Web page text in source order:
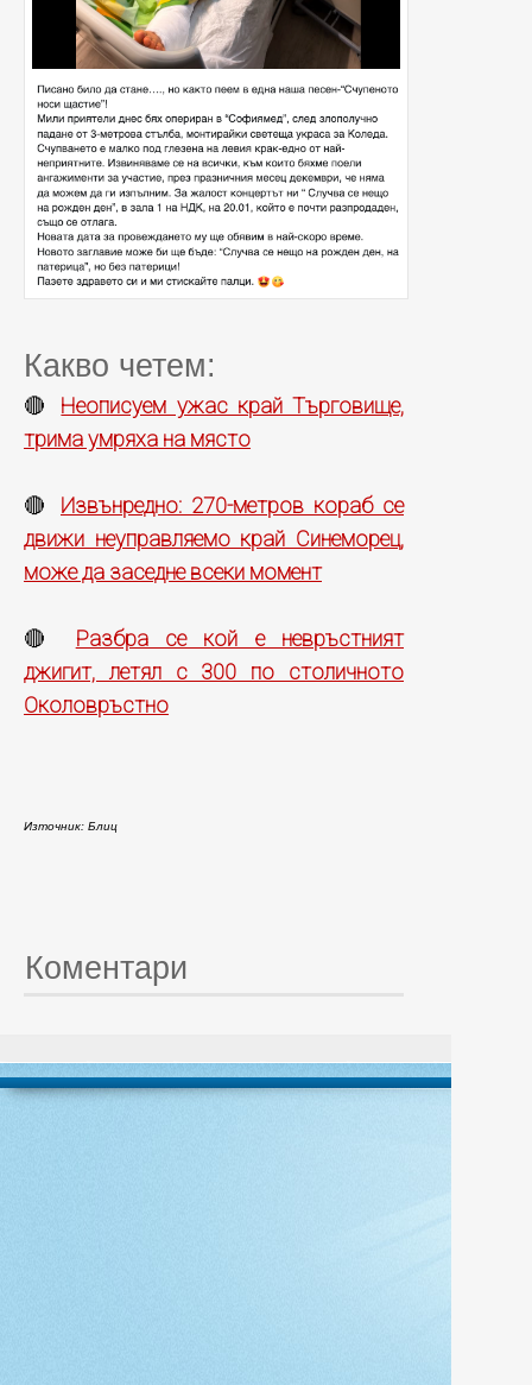
Какво четем:
🔴 Неописуем ужас край Търговище,
трима умряха на място
🔴 Извънредно: 270-метров кораб се
движи неуправляемо край Синеморец,
може да заседне всеки момент
🔴 Разбра се кой е невръстният
джигит, летял с 300 по столичното
Околовръстно
Източник: Блиц
Коментари